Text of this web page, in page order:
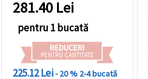
281.40 Lei
pentru 1 bucată
REDUCERI
PENTRU CANTITATE
225.12 Lei- 20 % 2-4 bucată